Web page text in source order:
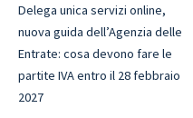
Delega unica servizi online,
nuova guida dell’Agenzia delle
Entrate: cosa devono fare le
partite IVA entro il 28 febbraio
2027